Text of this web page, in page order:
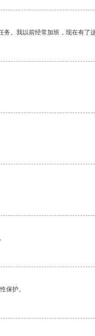
。我以前经常加班，现在有了
保护。